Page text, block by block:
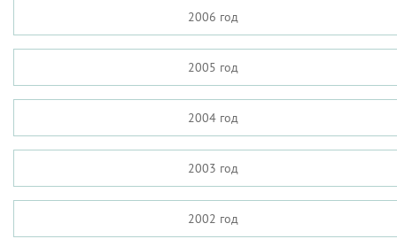
2006 год
2005 год
2004 год
2003 год
2002 год